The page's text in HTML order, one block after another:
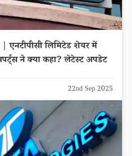
एनटीपीसी लिमिटेड शेयर में
ने क्या कहा? लेटेस्ट अपडेट
22nd Sep 2025